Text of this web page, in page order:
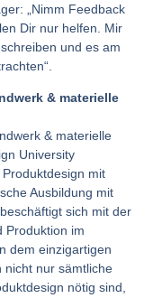
„Nimm Feedback
Dir nur helfen. Mir
und es am
& materielle
& materielle
University
mit
Ausbildung mit
sich mit der
Produktion im
dem einzigartigen
nicht nur sämtliche
nötig sind,